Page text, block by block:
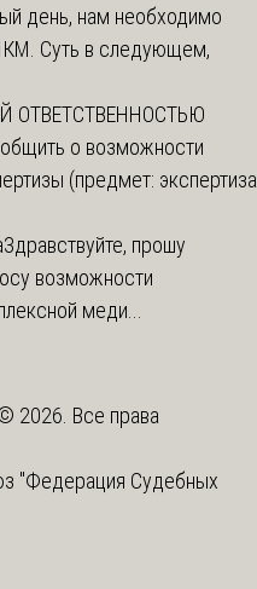
день, нам необходимо
Суть в следующем,
ОТВЕТСТВЕННОСТЬЮ
о возможности
(предмет: экспертиза
Здравствуйте, прошу
возможности
меди...
Все права
"Федерация Судебных